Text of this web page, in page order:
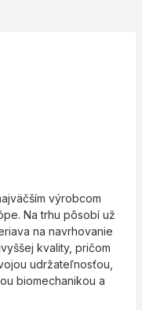
výrobcom
Na trhu pôsobí už
na navrhovanie
kvality, pričom
udržateľnosťou,
biomechanikou a